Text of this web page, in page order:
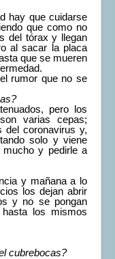
hay que cuidarse
que como no
del tórax y llegan
al sacar la placa
que se mueren
rumor que no se
pero los
varias cepas;
del coronavirus y,
solo y viene
mucho y pedirle a
y mañana a lo
los dejan abrir
y no se pongan
los mismos
cubrebocas?